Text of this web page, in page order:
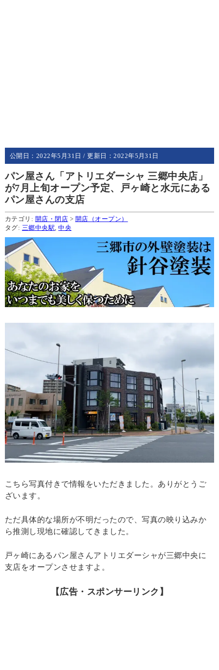
公開日： 2022年5月31日 / 更新日：2022年5月31日
パン屋さん「アトリエダーシャ 三郷中央店」
が7月上旬オープン予定、戸ヶ崎と水元にある
パン屋さんの支店
カテゴリ: 開店・閉店 > 開店（オープン）
タグ: 三郷中央駅,中央
こちら写真付きで情報をいただきました。ありがとうご
ざいます。
ただ具体的な場所が不明だったので、写真の映り込みか
ら推測し現地に確認してきました。
戸ヶ崎にあるパン屋さんアトリエダーシャが三郷中央に
支店をオープンさせますよ。
【広告・スポンサーリンク】